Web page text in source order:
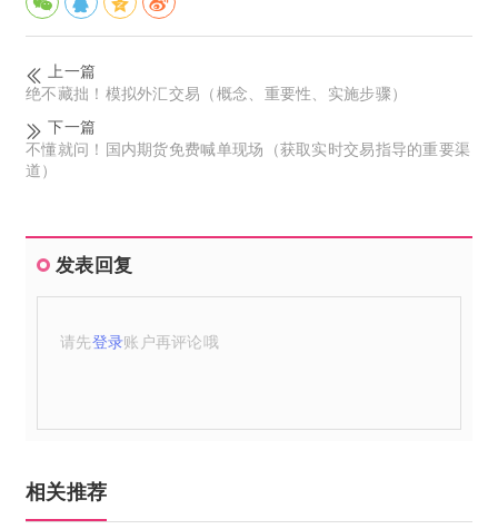
上一篇
绝不藏拙！模拟外汇交易（概念、重要性、实施步骤）
下一篇
不懂就问！国内期货免费喊单现场（获取实时交易指导的重要渠
道）
发表回复
请先登录账户再评论哦
相关推荐